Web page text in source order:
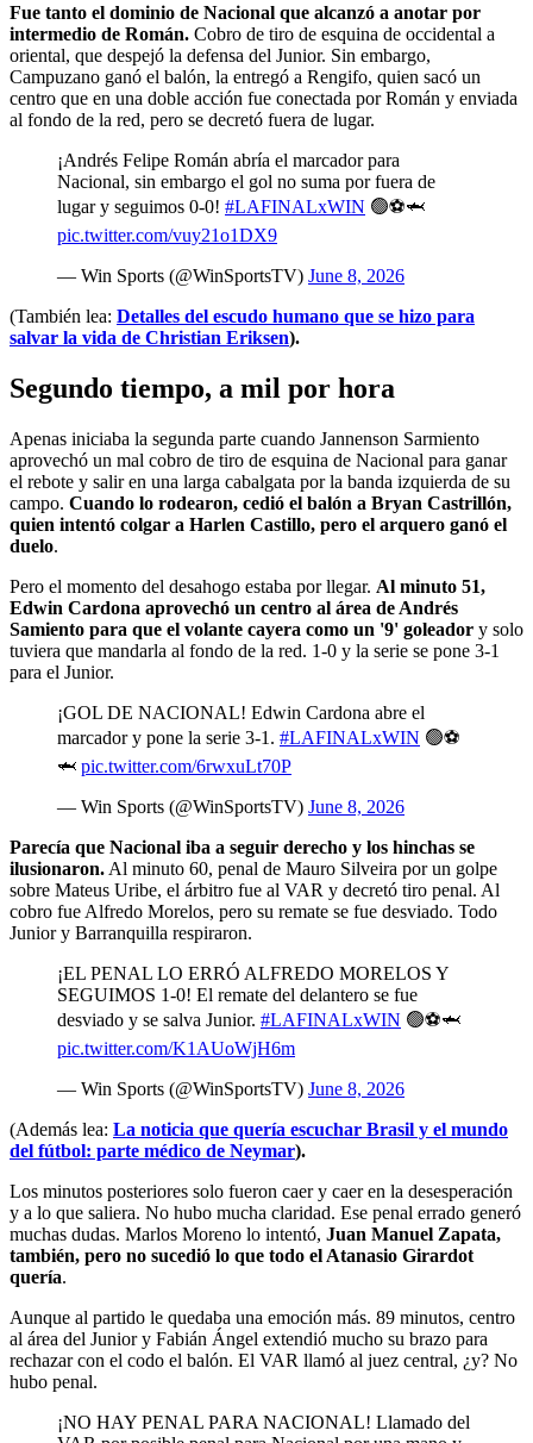
Fue tanto el dominio de Nacional que alcanzó a anotar por
intermedio de Román. Cobro de tiro de esquina de occidental a
oriental, que despejó la defensa del Junior. Sin embargo,
Campuzano ganó el balón, la entregó a Rengifo, quien sacó un
centro que en una doble acción fue conectada por Román y enviada
al fondo de la red, pero se decretó fuera de lugar.
¡Andrés Felipe Román abría el marcador para
Nacional, sin embargo el gol no suma por fuera de
lugar y seguimos 0-0! #LAFINALxWIN 🟢⚽🦈
pic.twitter.com/vuy21o1DX9
— Win Sports (@WinSportsTV) June 8, 2026
(También lea: Detalles del escudo humano que se hizo para
salvar la vida de Christian Eriksen).
Segundo tiempo, a mil por hora
Apenas iniciaba la segunda parte cuando Jannenson Sarmiento
aprovechó un mal cobro de tiro de esquina de Nacional para ganar
el rebote y salir en una larga cabalgata por la banda izquierda de su
campo. Cuando lo rodearon, cedió el balón a Bryan Castrillón,
quien intentó colgar a Harlen Castillo, pero el arquero ganó el
duelo.
Pero el momento del desahogo estaba por llegar. Al minuto 51,
Edwin Cardona aprovechó un centro al área de Andrés
Samiento para que el volante cayera como un '9' goleador y solo
tuviera que mandarla al fondo de la red. 1-0 y la serie se pone 3-1
para el Junior.
¡GOL DE NACIONAL! Edwin Cardona abre el
marcador y pone la serie 3-1. #LAFINALxWIN 🟢⚽
🦈 pic.twitter.com/6rwxuLt70P
— Win Sports (@WinSportsTV) June 8, 2026
Parecía que Nacional iba a seguir derecho y los hinchas se
ilusionaron. Al minuto 60, penal de Mauro Silveira por un golpe
sobre Mateus Uribe, el árbitro fue al VAR y decretó tiro penal. Al
cobro fue Alfredo Morelos, pero su remate se fue desviado. Todo
Junior y Barranquilla respiraron.
¡EL PENAL LO ERRÓ ALFREDO MORELOS Y
SEGUIMOS 1-0! El remate del delantero se fue
desviado y se salva Junior. #LAFINALxWIN 🟢⚽🦈
pic.twitter.com/K1AUoWjH6m
— Win Sports (@WinSportsTV) June 8, 2026
(Además lea: La noticia que quería escuchar Brasil y el mundo
del fútbol: parte médico de Neymar).
Los minutos posteriores solo fueron caer y caer en la desesperación
y a lo que saliera. No hubo mucha claridad. Ese penal errado generó
muchas dudas. Marlos Moreno lo intentó, Juan Manuel Zapata,
también, pero no sucedió lo que todo el Atanasio Girardot
quería.
Aunque al partido le quedaba una emoción más. 89 minutos, centro
al área del Junior y Fabián Ángel extendió mucho su brazo para
rechazar con el codo el balón. El VAR llamó al juez central, ¿y? No
hubo penal.
¡NO HAY PENAL PARA NACIONAL! Llamado del